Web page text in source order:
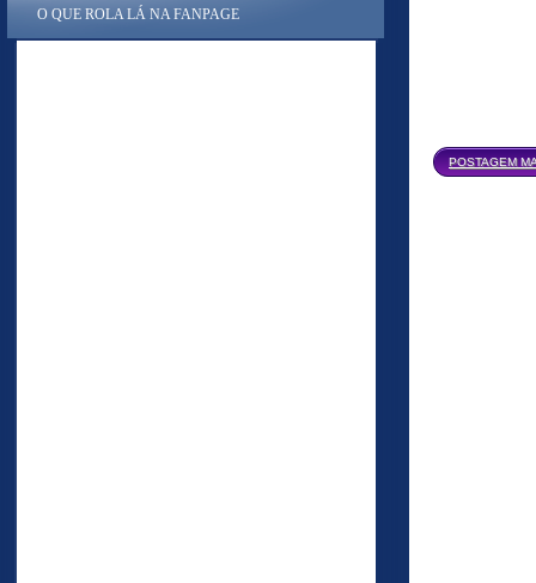
POSTAGEM
O QUE ROLA LÁ NA FANPAGE